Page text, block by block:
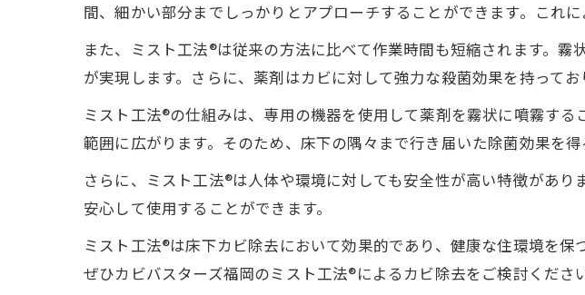
間、細かい部分までしっかりとアプローチすることができます。これ
また、ミスト工法®は従来の方法に比べて作業時間も短縮されます。
が実現します。さらに、薬剤はカビに対して強力な殺菌効果を持ってお
ミスト工法®の仕組みは、専用の機器を使用して薬剤を霧状に噴霧す
範囲に広がります。そのため、床下の隅々まで行き届いた除菌効果を得
さらに、ミスト工法®は人体や環境に対しても安全性が高い特徴があ
安心して使用することができます。
ミスト工法®は床下カビ除去において効果的であり、健康な住環境を
ぜひカビバスターズ福岡のミスト工法®によるカビ除去をご検討くださ